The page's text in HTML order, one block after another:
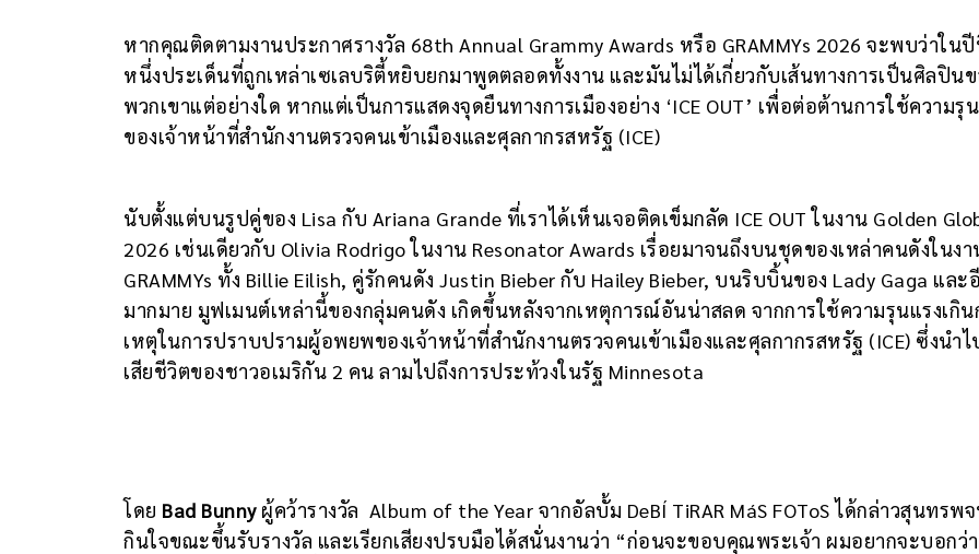
หากคุณติดตามงานประกาศรางวัล 68th Annual Grammy Awards หรือ GRAMMYs 2026 จะพบว่าใน
หนึ่งประเด็นที่ถูกเหล่าเซเลบริตี้หยิบยกมาพูดตลอดทั้งงาน และมันไม่ได้เกี่ยวกับเส้นทางการเป็นศิลปินข
พวกเขาแต่อย่างใด หากแต่เป็นการแสดงจุดยืนทางการเมืองอย่าง ‘ICE OUT’ เพื่อต่อต้านการใช้ความรุ
ของเจ้าหน้าที่สำนักงานตรวจคนเข้าเมืองและศุลกากรสหรัฐ (ICE)
นับตั้งแต่บนรูปคู่ของ Lisa กับ Ariana Grande ที่เราได้เห็นเจอติดเข็มกลัด ICE OUT ในงาน Golden
2026 เช่นเดียวกับ Olivia Rodrigo ในงาน Resonator Awards เรื่อยมาจนถึงบนชุดของเหล่าคนดังในงา
GRAMMYs ทั้ง Billie Eilish, คู่รักคนดัง Justin Bieber กับ Hailey Bieber, บนริบบิ้นของ Lady Gaga และ
มากมาย มูฟเมนต์เหล่านี้ของกลุ่มคนดัง เกิดขึ้นหลังจากเหตุการณ์อันน่าสลด จากการใช้ความรุนแรงเกิน
เหตุในการปราบปรามผู้อพยพของเจ้าหน้าที่สำนักงานตรวจคนเข้าเมืองและศุลกากรสหรัฐ (ICE) ซึ่งนำไ
เสียชีวิตของชาวอเมริกัน 2 คน ลามไปถึงการประท้วงในรัฐ Minnesota
โดย Bad Bunnyผู้คว้ารางวัล Album of the Year จากอัลบั้ม DeBÍ TiRAR MáS FOToS ได้กล่าวสุนทรพ
กินใจขณะขึ้นรับรางวัล และเรียกเสียงปรบมือได้สนั่นงานว่า “ก่อนจะขอบคุณพระเจ้า ผมอยากจะบอกว่า